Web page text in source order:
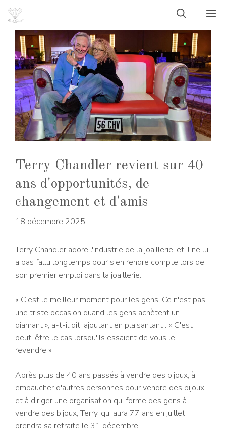
Aller
contenu
Terry Chandler revient sur 40
ans d'opportunités, de
changement et d'amis
18 décembre 2025
Terry Chandler adore l'industrie de la joaillerie, et il ne lui
a pas fallu longtemps pour s'en rendre compte lors de
son premier emploi dans la joaillerie.
« C'est le meilleur moment pour les gens. Ce n'est pas
une triste occasion quand les gens achètent un
diamant », a-t-il dit, ajoutant en plaisantant : « C'est
peut-être le cas lorsqu'ils essaient de vous le
revendre ».
Après plus de 40 ans passés à vendre des bijoux, à
embaucher d'autres personnes pour vendre des bijoux
et à diriger une organisation qui forme des gens à
vendre des bijoux, Terry, qui aura 77 ans en juillet,
prendra sa retraite le 31 décembre.